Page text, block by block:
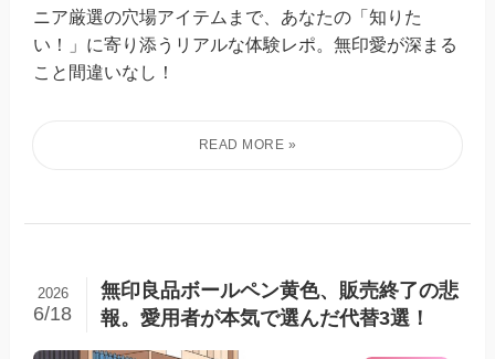
ニア厳選の穴場アイテムまで、あなたの「知りた
い！」に寄り添うリアルな体験レポ。無印愛が深まる
こと間違いなし！
無印良品ボールペン黄色、販売終了の悲
報。愛用者が本気で選んだ代替3選！
2026
6/18